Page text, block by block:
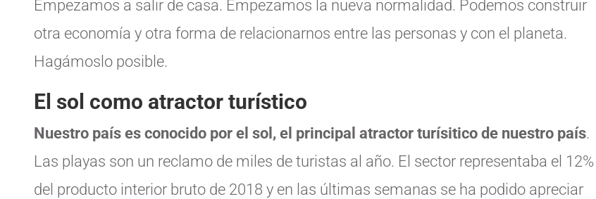
Empezamos a salir de casa. Empezamos la nueva normalidad. Podemos construir
otra economía y otra forma de relacionarnos entre las personas y con el planeta.
Hagámoslo posible.
El sol como atractor turístico
Nuestro país es conocido por el sol, el principal atractor turísitico de nuestro país.
Las playas son un reclamo de miles de turistas al año. El sector representaba el 12%
del producto interior bruto de 2018 y en las últimas semanas se ha podido apreciar